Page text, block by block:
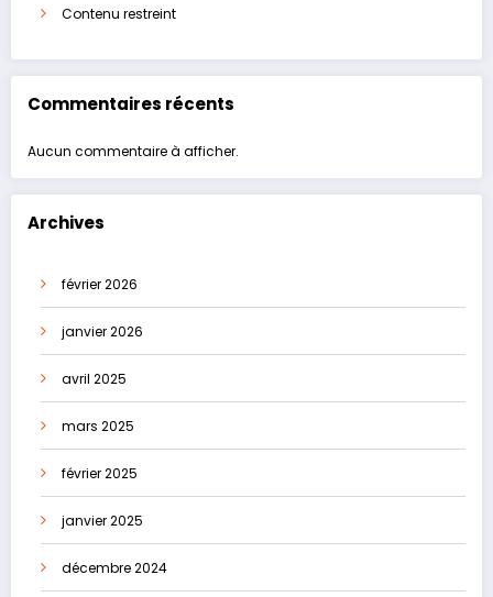
Contenu restreint
Commentaires récents
Aucun commentaire à afficher.
Archives
février 2026
janvier 2026
avril 2025
mars 2025
février 2025
janvier 2025
décembre 2024